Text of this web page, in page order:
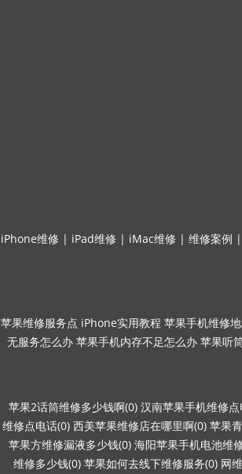
iPhone维修 | iPad维修 | iMac维修 | 维修案例 |
苹果维修服务点 iPhone实用教程 苹果手机维修
无服务怎么办 苹果手机内存不足怎么办 苹果听
苹果2话筒维修多少钱啊(0) 汉南苹果手机维修
维修点电话(0) 西美苹果维修店在哪里啊(0) 苹果
苹果方维修漏液多少钱(0) 海阳苹果手机电池维
维修多少钱(0) 苹果如何去线下维修服务(0) 网